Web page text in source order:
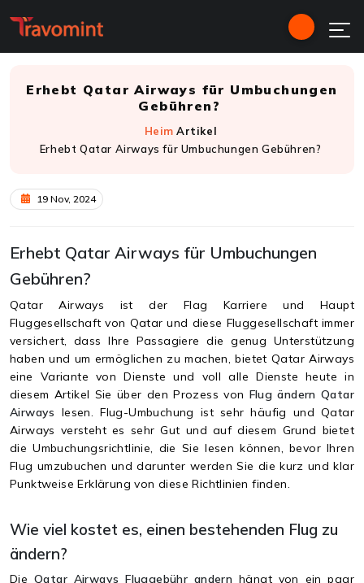
Erhebt Qatar Airways für Umbuchungen
Gebühren?
Heim Artikel
Erhebt Qatar Airways für Umbuchungen Gebühren?
19 Nov, 2024
Erhebt Qatar Airways für Umbuchungen
Gebühren?
Qatar Airways ist der Flag Karriere und Haupt
Fluggesellschaft von Qatar und diese Fluggesellschaft immer
versichert, dass Ihre Passagiere die genug Unterstützung
haben und um ermöglichen zu machen, bietet Qatar Airways
eine Variante von Dienste und voll alle Dienste heute in
diesem Artikel Sie über den Prozess von Flug ändern Qatar
Airways lesen. Flug-Umbuchung ist sehr häufig und Qatar
Airways versteht es sehr Gut und auf diesem Grund bietet
die Umbuchungsrichtlinie, die Sie lesen können, bevor Ihren
Flug umzubuchen und darunter werden Sie die kurz und klar
Punktweise Erklärung von diese Richtlinien finden.
Wie viel kostet es, einen bestehenden Flug zu
ändern?
Die Qatar Airways Fluggebühr andern hängt von ein paar